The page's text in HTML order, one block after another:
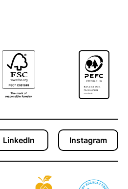
LinkedIn Instagram